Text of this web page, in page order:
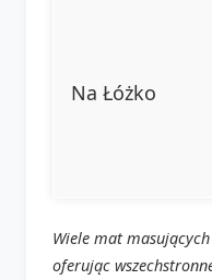
Na Łóżko
Wiele mat
oferując